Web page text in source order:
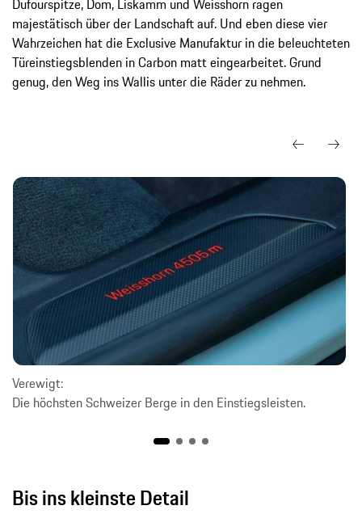
Dufourspitze, Dom, Liskamm und Weisshorn ragen
majestätisch über der Landschaft auf. Und eben diese vier
Wahrzeichen hat die Exclusive Manufaktur in die beleuchteten
Türeinstiegsblenden in Carbon matt eingearbeitet. Grund
genug, den Weg ins Wallis unter die Räder zu nehmen.
Verewigt:
Die höchsten Schweizer Berge in den Einstiegsleisten.
Bis ins kleinste Detail